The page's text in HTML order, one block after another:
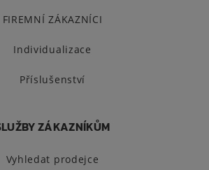
FIREMNÍ ZÁKAZNÍCI
Individualizace
Příslušenství
ZÁKAZNÍKŮM
Vyhledat prodejce